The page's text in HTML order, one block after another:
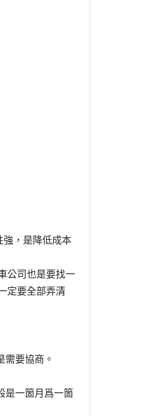
強，是降低成本
公司也是要找一
定要全部弄清
要協商。
是一箇月爲一箇